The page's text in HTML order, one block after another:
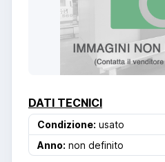
DATI TECNICI
Condizione: usato
Anno: non definito